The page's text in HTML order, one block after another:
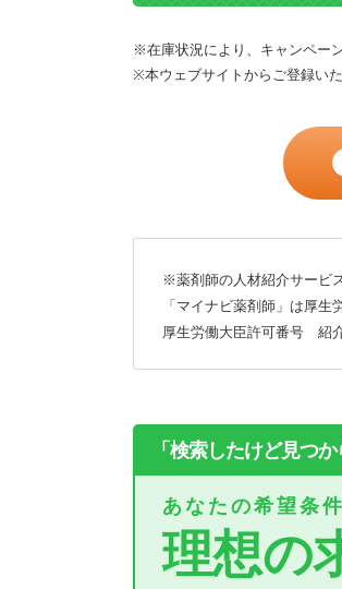
※在庫状況により、キャンペー
※本ウェブサイトからご登録い
※薬剤師の人材紹介サービ
「マイナビ薬剤師」は厚生
厚生労働大臣許可番号 紹
「検索したけど見つ
あなたの希望条
理想の